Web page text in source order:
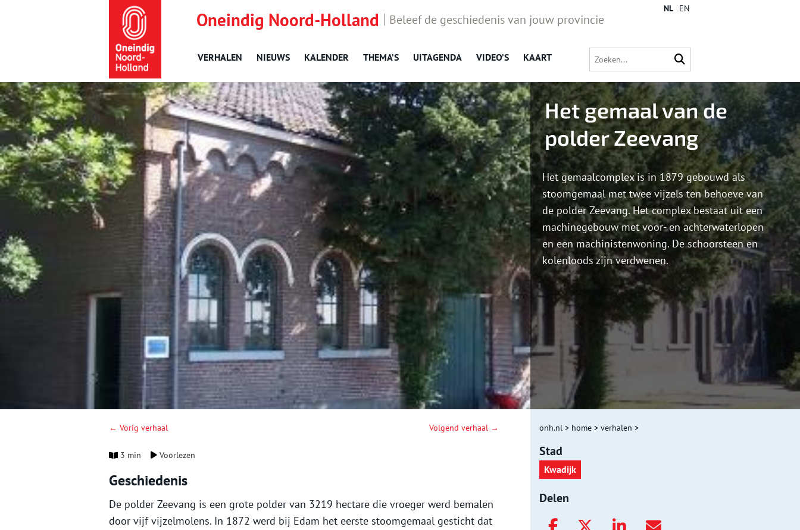
Oneindig Noord-Holland Beleef de geschiedenis van jouw provincie
VERHALEN NIEUWS KALENDER THEMA’S UITAGENDA VIDEO’S KAART
NL EN
Het gemaal van de
polder Zeevang
Het gemaalcomplex is in 1879 gebouwd als
stoomgemaal met twee vijzels ten behoeve van
de polder Zeevang. Het complex bestaat uit een
machinegebouw met voor- en achterwaterlopen
en een machinistenwoning. De schoorsteen en
kolenloods zijn verdwenen.
← Vorig verhaal Volgend verhaal →
3 min Voorlezen
Geschiedenis
De polder Zeevang is een grote polder van 3219 hectare die vroeger werd bemalen
door vijf vijzelmolens. In 1872 werd bij Edam het eerste stoomgemaal gesticht dat
onh.nl > home > verhalen >
Stad
Kwadijk
Delen